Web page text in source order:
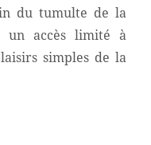
du tumulte de la
un accès limité à
simples de la